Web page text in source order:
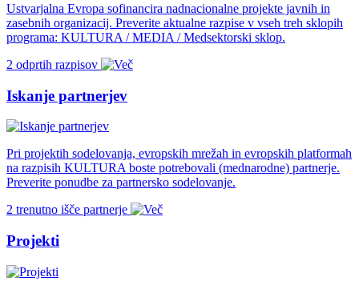
Ustvarjalna Evropa sofinancira nadnacionalne projekte javnih in
zasebnih organizacij. Preverite aktualne razpise v vseh treh sklopih
programa: KULTURA / MEDIA / Medsektorski sklop.
2 odprtih razpisov
Iskanje partnerjev
Pri projektih sodelovanja, evropskih mrežah in evropskih platformah
na razpisih KULTURA boste potrebovali (mednarodne) partnerje.
Preverite ponudbe za partnersko sodelovanje.
2 trenutno išče partnerje
Projekti